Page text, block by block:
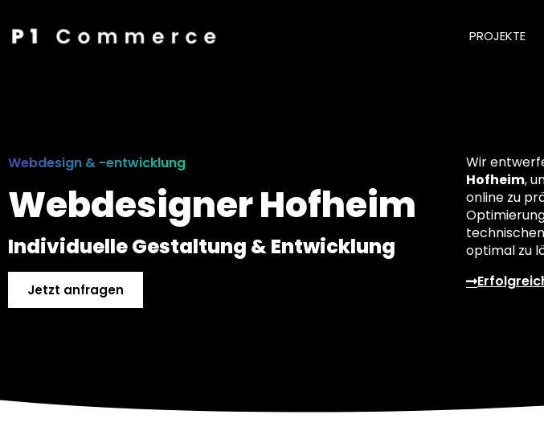
PROJEKTE
Webdesign & -entwicklung
Webdesigner Hofheim
Individuelle Gestaltung & Entwicklung
Jetzt anfragen
Wir
Hofheim,
online zu
optimal zu